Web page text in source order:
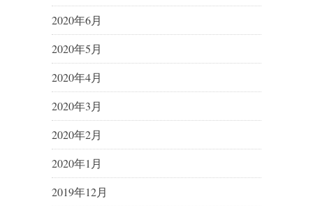
2020年6月
2020年5月
2020年4月
2020年3月
2020年2月
2020年1月
2019年12月